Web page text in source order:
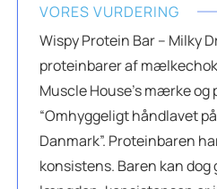
VORES VURDERING
Wispy Protein Bar – Milky
proteinbarer af
Muscle House’s mærke
“Omhyggeligt håndlavet
Danmark”. Proteinbaren
konsistens. Baren kan dog